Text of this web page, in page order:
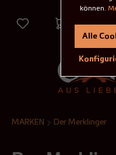
MARKEN Der Merklinger
können.
Alle